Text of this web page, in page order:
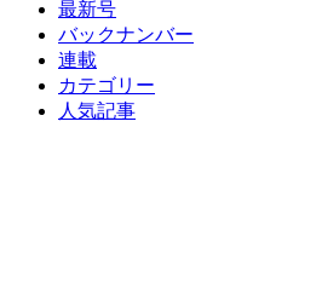
最新号
バックナンバー
連載
カテゴリー
人気記事